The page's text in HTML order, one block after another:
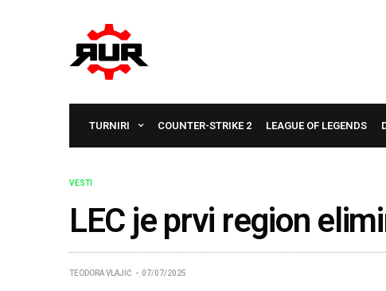
TURNIRI COUNTER-STRIKE 2 LEAGUE OF LEGENDS
VESTI
LEC je prvi region
TEODORA VLAJIĆ 07/07/2025